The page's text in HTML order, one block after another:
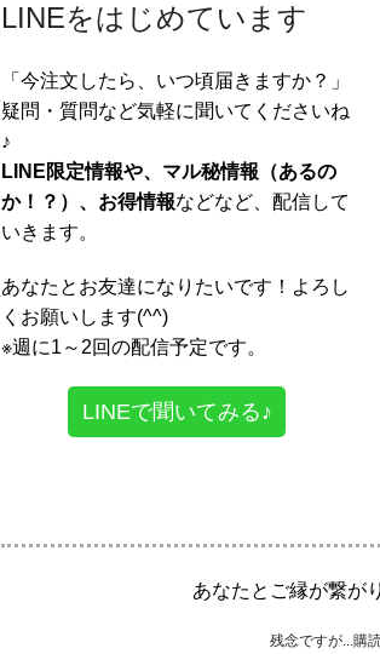
LINEをはじめています
「今注文したら、いつ頃届きますか？」
疑問・質問など気軽に聞いてくださいね
♪
LINE限定情報や、マル秘情報（あるの
か！？）、お得情報などなど、配信して
いきます。
あなたとお友達になりたいです！よろし
くお願いします(^^)
※週に1～2回の配信予定です。
LINEで聞いてみる♪
あなたとご縁が繋が
残念ですが...購